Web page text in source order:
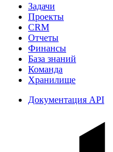
Задачи
Проекты
CRM
Отчеты
Финансы
База знаний
Команда
Хранилище
Документация API